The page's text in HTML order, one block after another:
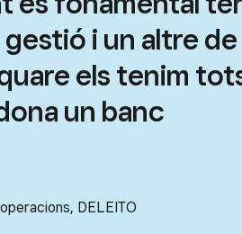
i un altre de
els tenim
un banc
DELEITO